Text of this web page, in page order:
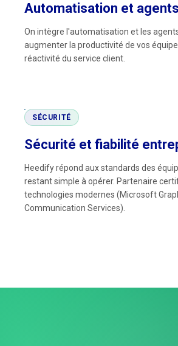
Automatisation et
On intègre l'automatisation et les
augmenter la productivité de vos
réactivité du service client.
SÉCURITÉ
Sécurité et fiabilité
Heedify répond aux standards des
restant simple à opérer. Partenaire
technologies modernes (Microsoft
Communication Services).